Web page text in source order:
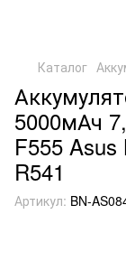
Каталог
5000мАч
F555 Asus
R541
Артикул: BN-